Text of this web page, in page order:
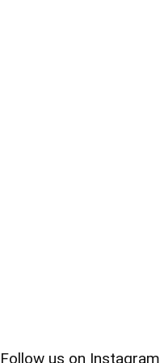
Follow us on Instagram